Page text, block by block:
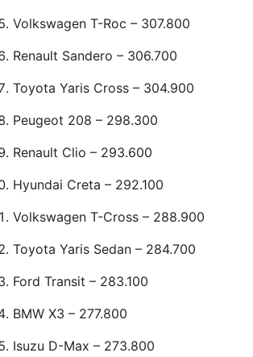
Volkswagen T-Roc – 307.800
Renault Sandero – 306.700
Toyota Yaris Cross – 304.900
Peugeot 208 – 298.300
Renault Clio – 293.600
Hyundai Creta – 292.100
Volkswagen T-Cross – 288.900
Toyota Yaris Sedan – 284.700
Ford Transit – 283.100
BMW X3 – 277.800
Isuzu D-Max – 273.800